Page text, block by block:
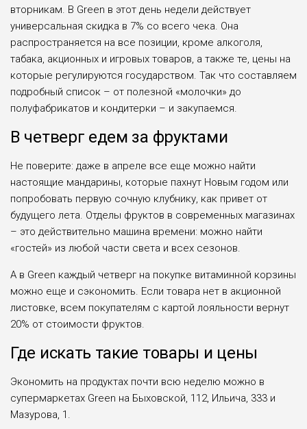
вторникам. В Green в этот день недели действует
универсальная скидка в 7% со всего чека. Она
распространяется на все позиции, кроме алкоголя,
табака, акционных и игровых товаров, а также те, цены на
которые регулируются государством. Так что составляем
подробный список – от полезной «молочки» до
полуфабрикатов и кондитерки – и закупаемся.
В четверг едем за фруктами
Не поверите: даже в апреле все еще можно найти
настоящие мандарины, которые пахнут Новым годом или
попробовать первую сочную клубнику, как привет от
будущего лета. Отделы фруктов в современных магазинах
– это действительно машина времени: можно найти
«гостей» из любой части света и всех сезонов.
А в Green каждый четверг на покупке витаминной корзины
можно еще и сэкономить. Если товара нет в акционной
листовке, всем покупателям с картой лояльности вернут
20% от стоимости фруктов.
Где искать такие товары и цены
Экономить на продуктах почти всю неделю можно в
супермаркетах Green на Быховской, 112, Ильича, 333 и
Мазурова, 1.